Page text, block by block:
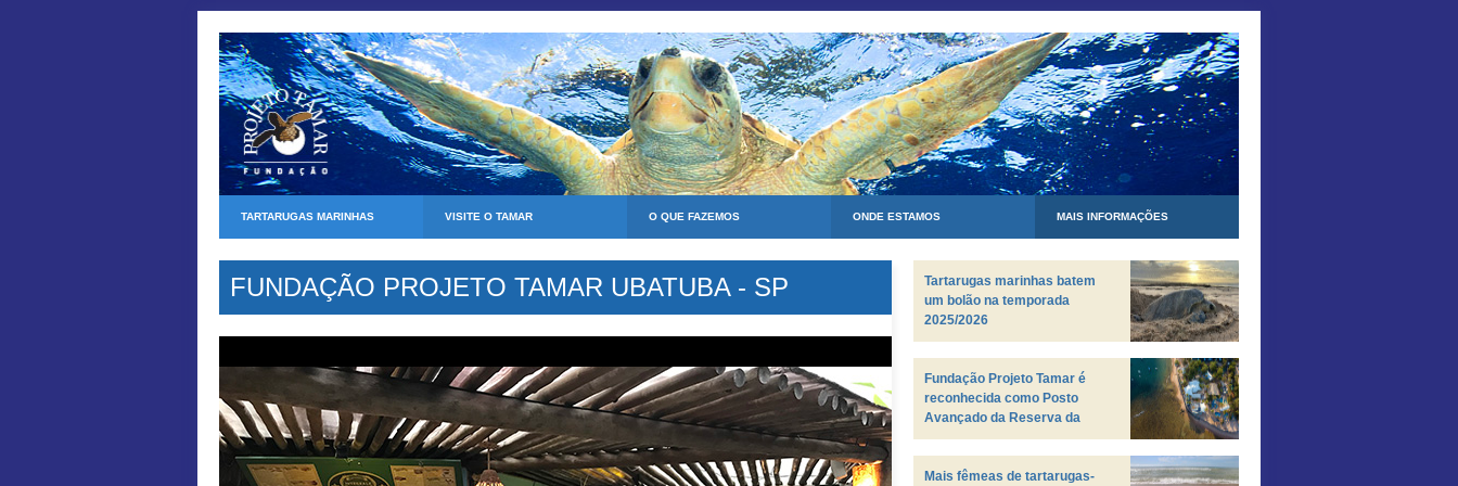
TARTARUGAS MARINHAS VISITE O TAMAR O QUE FAZEMOS ONDE ESTAMOS MAIS INFORMAÇÕES
FUNDAÇÃO PROJETO TAMAR UBATUBA - SP
Tartarugas marinhas batem
um bolão na temporada
2025/2026
Fundação Projeto Tamar é
reconhecida como Posto
Avançado da Reserva da
Biosfera da Mata Atlântica
Mais fêmeas de tartarugas-